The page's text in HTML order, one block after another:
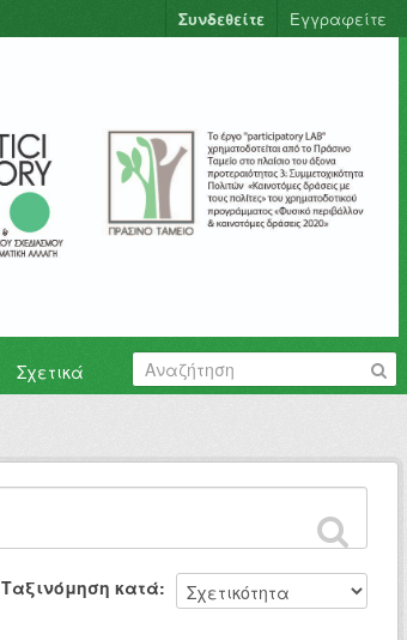
Συνδεθείτε Εγγραφείτε
Σχετικά
Ταξινόμηση κατά